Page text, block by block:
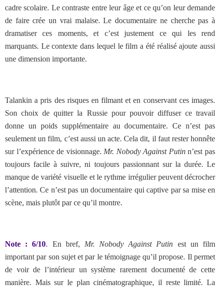
cadre scolaire. Le contraste entre leur âge et ce qu’on leur demande
de faire crée un vrai malaise. Le documentaire ne cherche pas à
dramatiser ces moments, et c’est justement ce qui les rend
marquants. Le contexte dans lequel le film a été réalisé ajoute aussi
une dimension importante.
Talankin a pris des risques en filmant et en conservant ces images.
Son choix de quitter la Russie pour pouvoir diffuser ce travail
donne un poids supplémentaire au documentaire. Ce n’est pas
seulement un film, c’est aussi un acte. Cela dit, il faut rester honnête
sur l’expérience de visionnage. Mr. Nobody Against Putinn’est pas
toujours facile à suivre, ni toujours passionnant sur la durée. Le
manque de variété visuelle et le rythme irrégulier peuvent décrocher
l’attention. Ce n’est pas un documentaire qui captive par sa mise en
scène, mais plutôt par ce qu’il montre.
Note : 6/10. En bref, Mr. Nobody Against Putin est un film
important par son sujet et par le témoignage qu’il propose. Il permet
de voir de l’intérieur un système rarement documenté de cette
manière. Mais sur le plan cinématographique, il reste limité. La